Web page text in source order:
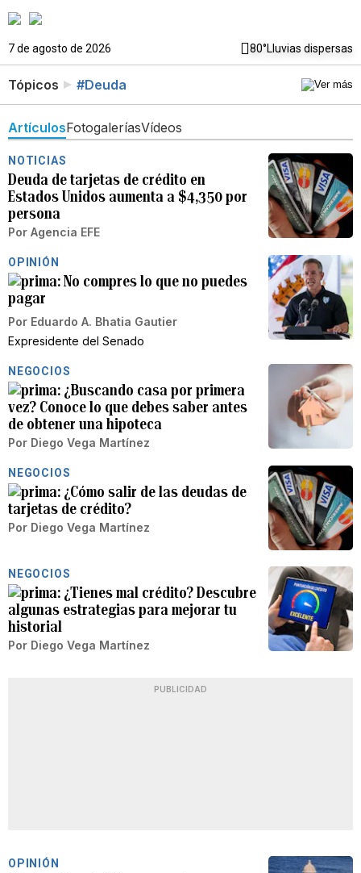
7 de agosto de 2026 80°Lluvias dispersas
Tópicos #Deuda
ArtículosFotogaleríasVídeos
NOTICIAS
Deuda de tarjetas de crédito en
Estados Unidos aumenta a $4,350 por
persona
Por Agencia EFE
OPINIÓN
No compres lo que no puedes
pagar
Por Eduardo A. Bhatia Gautier
Expresidente del Senado
NEGOCIOS
¿Buscando casa por primera
vez? Conoce lo que debes saber antes
de obtener una hipoteca
Por Diego Vega Martínez
NEGOCIOS
¿Cómo salir de las deudas de
tarjetas de crédito?
Por Diego Vega Martínez
NEGOCIOS
¿Tienes mal crédito? Descubre
algunas estrategias para mejorar tu
historial
Por Diego Vega Martínez
PUBLICIDAD
OPINIÓN